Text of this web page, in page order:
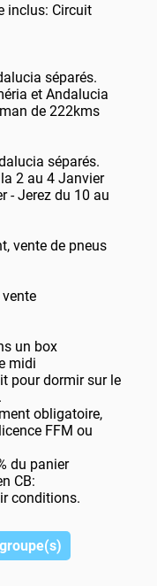
inclus: Circuit
séparés.
et Andalucia
de 222kms
séparés.
2 au 4 Janvier
- Jerez du 10 au
vente de pneus
un box
midi
pour dormir sur le
obligatoire,
FFM ou
du panier
CB:
conditions.